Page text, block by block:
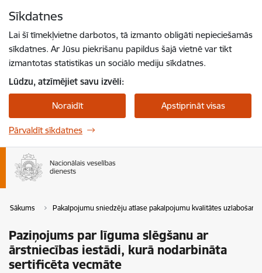
Sīkdatnes
Lai šī tīmekļvietne darbotos, tā izmanto obligāti nepieciešamās
sīkdatnes. Ar Jūsu piekrišanu papildus šajā vietnē var tikt
izmantotas statistikas un sociālo mediju sīkdatnes.
Lūdzu, atzīmējiet savu izvēli:
Noraidīt Apstiprināt visas
Pārvaldīt sīkdatnes
Sākums Pakalpojumu sniedzēju atlase pakalpojumu kvalitātes uzlabošanai
Paziņojums par līguma slēgšanu ar
ārstniecības iestādi, kurā nodarbināta
sertificēta vecmāte